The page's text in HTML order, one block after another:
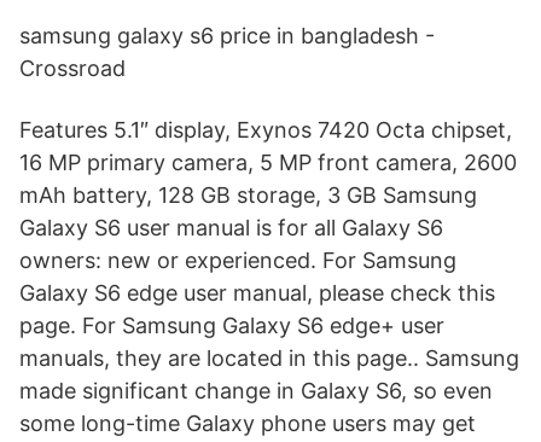
samsung galaxy s6 price in bangladesh -
Crossroad
Features 5.1″ display, Exynos 7420 Octa chipset,
16 MP primary camera, 5 MP front camera, 2600
mAh battery, 128 GB storage, 3 GB Samsung
Galaxy S6 user manual is for all Galaxy S6
owners: new or experienced. For Samsung
Galaxy S6 edge user manual, please check this
page. For Samsung Galaxy S6 edge+ user
manuals, they are located in this page.. Samsung
made significant change in Galaxy S6, so even
some long-time Galaxy phone users may get